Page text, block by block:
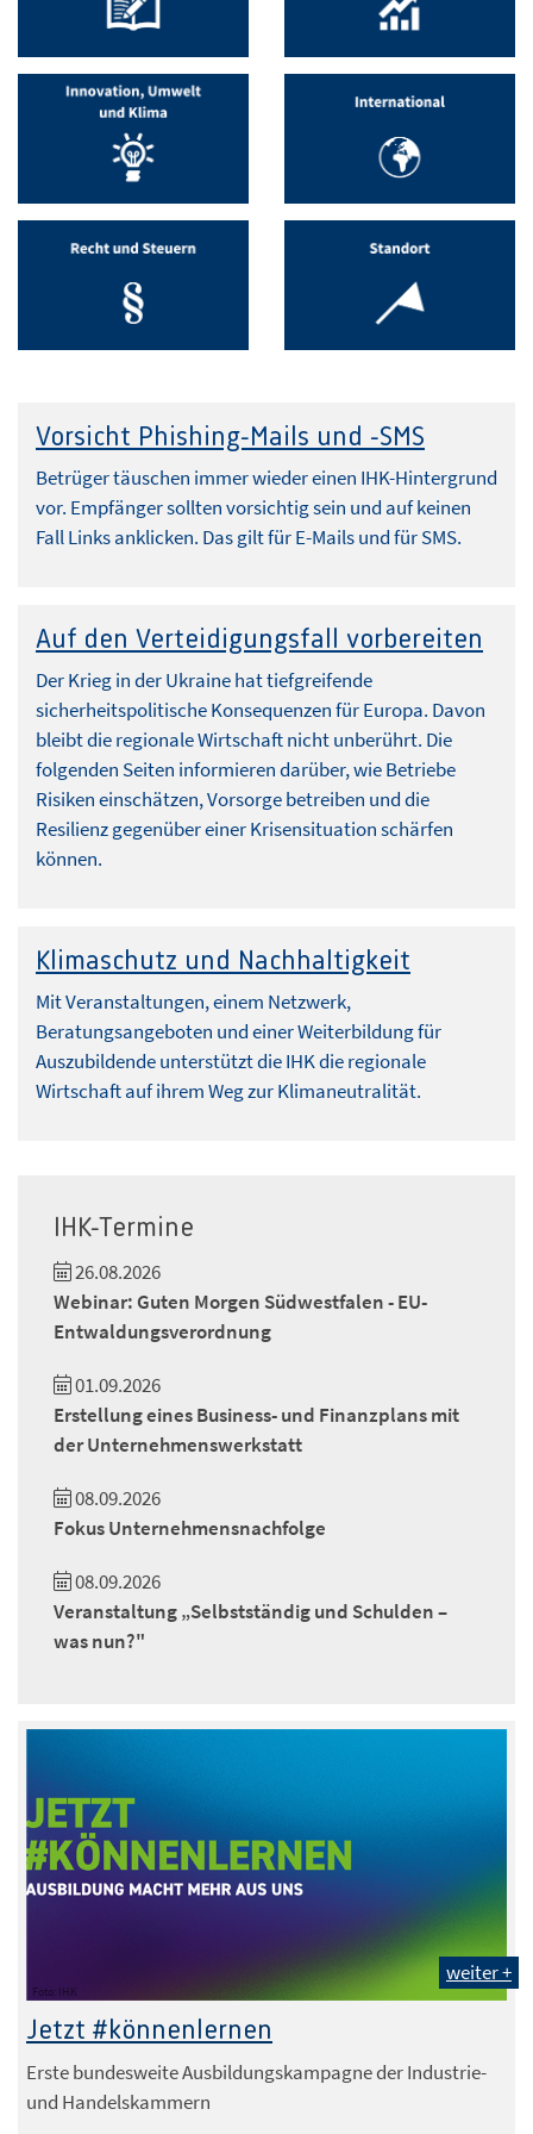
Vorsicht Phishing-Mails und -SMS
Betrüger täuschen immer wieder einen IHK-Hintergrund
vor. Empfänger sollten vorsichtig sein und auf keinen
Fall Links anklicken. Das gilt für E-Mails und für SMS.
Auf den Verteidigungsfall vorbereiten
Der Krieg in der Ukraine hat tiefgreifende
sicherheitspolitische Konsequenzen für Europa. Davon
bleibt die regionale Wirtschaft nicht unberührt. Die
folgenden Seiten informieren darüber, wie Betriebe
Risiken einschätzen, Vorsorge betreiben und die
Resilienz gegenüber einer Krisensituation schärfen
können.
Klimaschutz und Nachhaltigkeit
Mit Veranstaltungen, einem Netzwerk,
Beratungsangeboten und einer Weiterbildung für
Auszubildende unterstützt die IHK die regionale
Wirtschaft auf ihrem Weg zur Klimaneutralität.
IHK-Termine
26.08.2026
Webinar: Guten Morgen Südwestfalen - EU-
Entwaldungsverordnung
01.09.2026
Erstellung eines Business- und Finanzplans mit
der Unternehmenswerkstatt
08.09.2026
Fokus Unternehmensnachfolge
08.09.2026
Veranstaltung „Selbstständig und Schulden –
was nun?"
Foto: IHK
weiter +
Jetzt #könnenlernen
Erste bundesweite Ausbildungskampagne der Industrie-
und Handelskammern